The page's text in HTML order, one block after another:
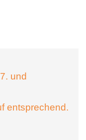
und
entsprechend.